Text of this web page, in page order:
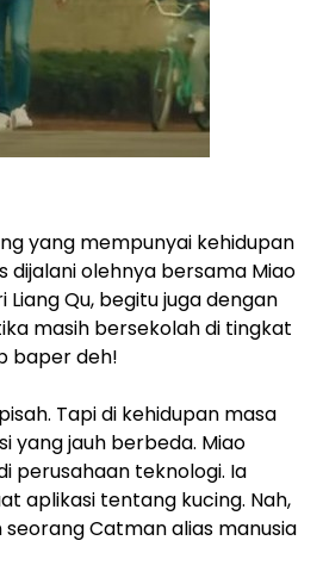
yang mempunyai kehidupan
dijalani olehnya bersama Miao
Qu, begitu juga dengan
masih bersekolah di tingkat
baper deh!
Tapi di kehidupan masa
yang jauh berbeda. Miao
perusahaan teknologi. Ia
aplikasi tentang kucing. Nah,
Catman alias manusia